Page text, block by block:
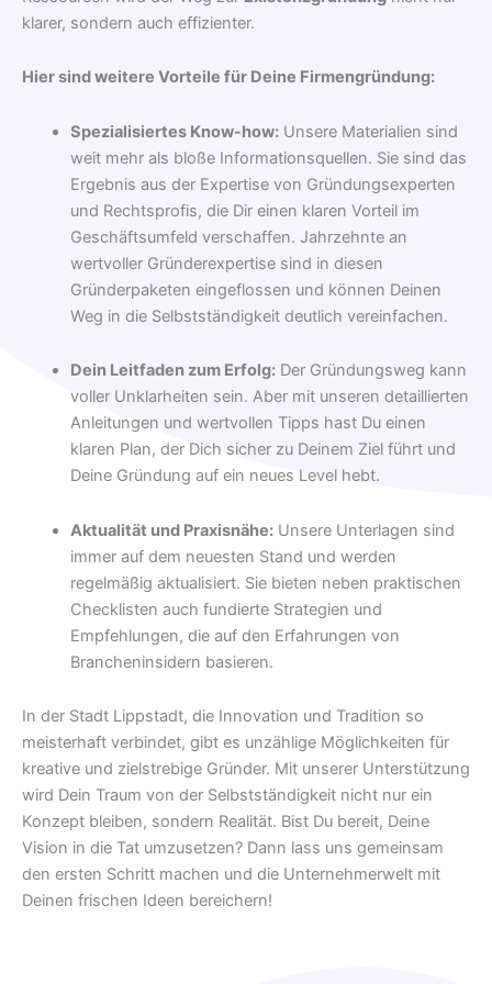
klarer, sondern auch effizienter.
Hier sind weitere Vorteile für Deine Firmengründung:
Spezialisiertes Know-how:Unsere Materialien sind
weit mehr als bloße Informationsquellen. Sie sind das
Ergebnis aus der Expertise von Gründungsexperten
und Rechtsprofis, die Dir einen klaren Vorteil im
Geschäftsumfeld verschaffen. Jahrzehnte an
wertvoller Gründerexpertise sind in diesen
Gründerpaketen eingeflossen und können Deinen
Weg in die Selbstständigkeit deutlich vereinfachen.
Dein Leitfaden zum Erfolg:Der Gründungsweg kann
voller Unklarheiten sein. Aber mit unseren detaillierten
Anleitungen und wertvollen Tipps hast Du einen
klaren Plan, der Dich sicher zu Deinem Ziel führt und
Deine Gründung auf ein neues Level hebt.
Aktualität und Praxisnähe:Unsere Unterlagen sind
immer auf dem neuesten Stand und werden
regelmäßig aktualisiert. Sie bieten neben praktischen
Checklisten auch fundierte Strategien und
Empfehlungen, die auf den Erfahrungen von
Brancheninsidern basieren.
In der Stadt Lippstadt, die Innovation und Tradition so
meisterhaft verbindet, gibt es unzählige Möglichkeiten für
kreative und zielstrebige Gründer. Mit unserer Unterstützung
wird Dein Traum von der Selbstständigkeit nicht nur ein
Konzept bleiben, sondern Realität. Bist Du bereit, Deine
Vision in die Tat umzusetzen? Dann lass uns gemeinsam
den ersten Schritt machen und die Unternehmerwelt mit
Deinen frischen Ideen bereichern!